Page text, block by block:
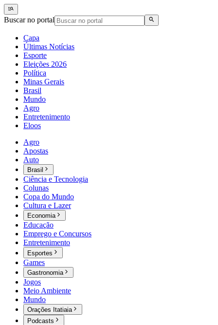
Buscar no portal
Capa
Últimas Notícias
Esporte
Eleições 2026
Política
Minas Gerais
Brasil
Mundo
Agro
Entretenimento
Eloos
Agro
Apostas
Auto
Brasil
Ciência e Tecnologia
Colunas
Copa do Mundo
Cultura e Lazer
Economia
Educação
Emprego e Concursos
Entretenimento
Esportes
Games
Gastronomia
Jogos
Meio Ambiente
Mundo
Orações Itatiaia
Podcasts